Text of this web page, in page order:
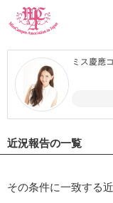
ミス慶應
近況報告の一覧
その条件に一致する